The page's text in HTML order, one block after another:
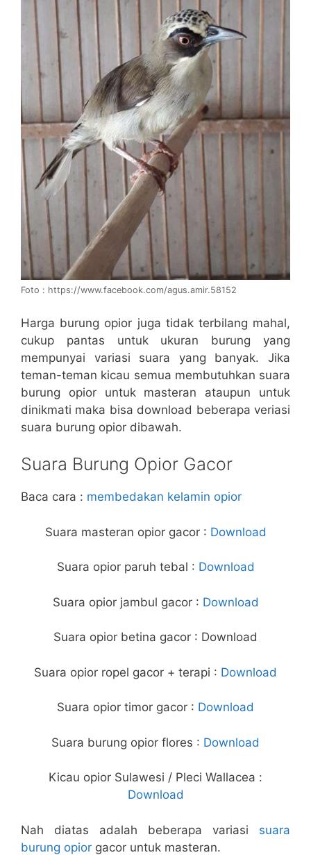
Foto : https://www.facebook.com/agus.amir.58152
Harga burung opior juga tidak terbilang mahal,
cukup pantas untuk ukuran burung yang
mempunyai variasi suara yang banyak. Jika
teman-teman kicau semua membutuhkan suara
burung opior untuk masteran ataupun untuk
dinikmati maka bisa download beberapa veriasi
suara burung opior dibawah.
Suara Burung Opior Gacor
Baca cara : membedakan kelamin opior
Suara masteran opior gacor : Download
Suara opior paruh tebal : Download
Suara opior jambul gacor : Download
Suara opior betina gacor : Download
Suara opior ropel gacor + terapi : Download
Suara opior timor gacor : Download
Suara burung opior flores : Download
Kicau opior Sulawesi / Pleci Wallacea :
Download
Nah diatas adalah beberapa variasi suara
burung opior gacor untuk masteran.